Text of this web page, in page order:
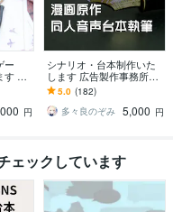
ー
執
りの
応
円
シナリオ・台本制作いた
します 広告製作事務所の
現役ライターが執筆いた
します
5.0 (182)
多々良のぞみ 5,000 円
ェックしています